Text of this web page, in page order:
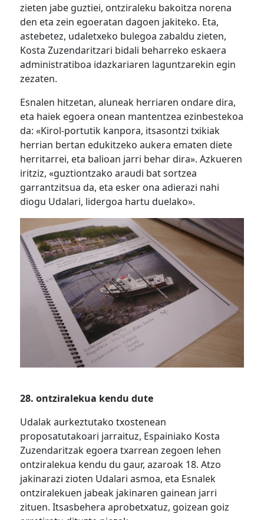
zieten jabe guztiei, ontziraleku bakoitza norena
den eta zein egoeratan dagoen jakiteko. Eta,
astebetez, udaletxeko bulegoa zabaldu zieten,
Kosta Zuzendaritzari bidali beharreko eskaera
administratiboa idazkariaren laguntzarekin egin
zezaten.
Esnalen hitzetan, aluneak herriaren ondare dira,
eta haiek egoera onean mantentzea ezinbestekoa
da: «Kirol-portutik kanpora, itsasontzi txikiak
herrian bertan edukitzeko aukera ematen diete
herritarrei, eta balioan jarri behar dira». Azkueren
iritziz, «guztiontzako araudi bat sortzea
garrantzitsua da, eta esker ona adierazi nahi
diogu Udalari, lidergoa hartu duelako».
28. ontziralekua kendu dute
Udalak aurkeztutako txostenean
proposatutakoari jarraituz, Espainiako Kosta
Zuzendaritzak egoera txarrean zegoen lehen
ontziralekua kendu du gaur, azaroak 18. Atzo
jakinarazi zioten Udalari asmoa, eta Esnalek
ontziralekuen jabeak jakinaren gainean jarri
zituen. Itsasbehera aprobetxatuz, goizean goiz